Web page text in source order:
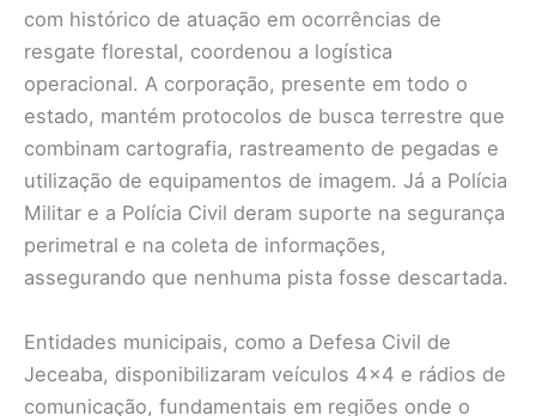
com histórico de atuação em ocorrências de
resgate florestal, coordenou a logística
operacional. A corporação, presente em todo o
estado, mantém protocolos de busca terrestre que
combinam cartografia, rastreamento de pegadas e
utilização de equipamentos de imagem. Já a Polícia
Militar e a Polícia Civil deram suporte na segurança
perimetral e na coleta de informações,
assegurando que nenhuma pista fosse descartada.
Entidades municipais, como a Defesa Civil de
Jeceaba, disponibilizaram veículos 4×4 e rádios de
comunicação, fundamentais em regiões onde o